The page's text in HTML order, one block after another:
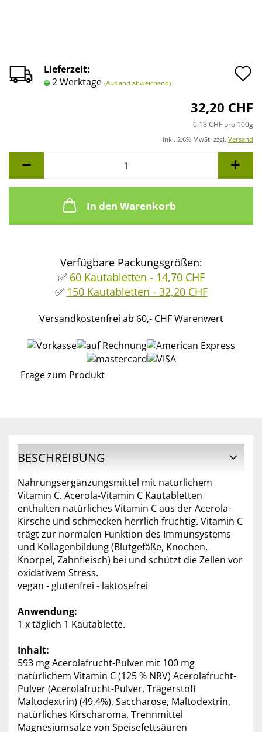
Lieferzeit:
2 Werktage (Ausland abweichend)
32,20 CHF
0,18 CHF pro 100g
inkl. 2.6% MwSt. zzgl. Versand
In den Warenkorb
Verfügbare Packungsgrößen:
✅ 60 Kautabletten - 14,70 CHF
✅ 150 Kautabletten - 32,20 CHF
Versandkostenfrei ab 60,- CHF Warenwert
Frage zum Produkt
BESCHREIBUNG
Nahrungsergänzungsmittel mit natürlichem
Vitamin C. Acerola-Vitamin C Kautabletten
enthalten natürliches Vitamin C aus der Acerola-
Kirsche und schmecken herrlich fruchtig. Vitamin C
trägt zur normalen Funktion des Immunsystems
und Kollagenbildung (Blutgefäße, Knochen,
Knorpel, Zahnfleisch) bei und schützt die Zellen vor
oxidativem Stress.
vegan - glutenfrei - laktosefrei
Anwendung:
1 x täglich 1 Kautablette.
Inhalt:
593 mg Acerolafrucht-Pulver mit 100 mg
natürlichem Vitamin C (125 % NRV) Acerolafrucht-
Pulver (Acerolafrucht-Pulver, Trägerstoff
Maltodextrin) (49,4%), Saccharose, Maltodextrin,
natürliches Kirscharoma, Trennmittel
Magnesiumsalze von Speisefettsäuren